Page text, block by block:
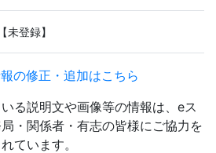
【未登録】
の修正・追加はこちら
る説明文や画像等の情報は、eス
・関係者・有志の皆様にご協力を
ています。